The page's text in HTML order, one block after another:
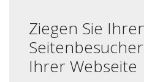
Ziegen Sie
Ihrer Webseite